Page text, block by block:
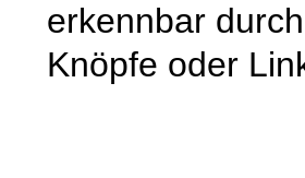
erkennbar
Knöpfe oder